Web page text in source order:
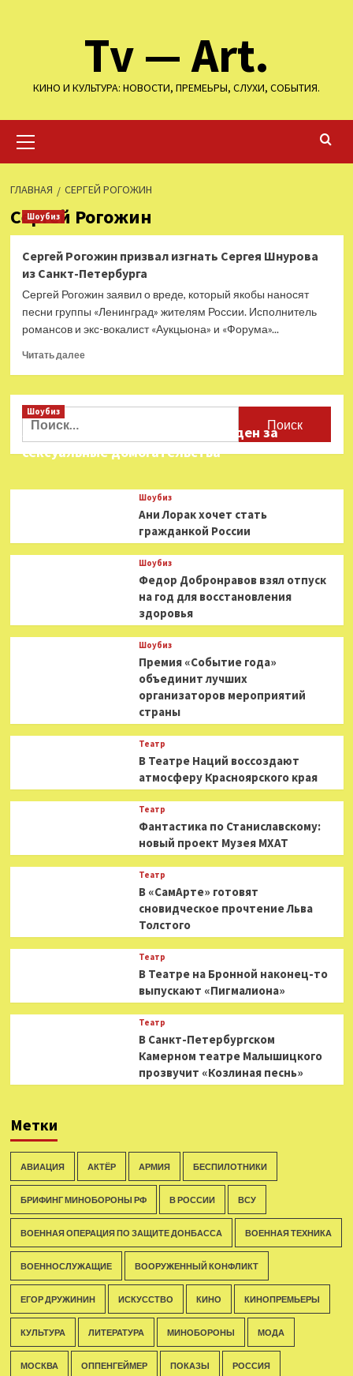
Tv — Art.
КИНО И КУЛЬТУРА: НОВОСТИ, ПРЕМЕЬРЫ, СЛУХИ, СОБЫТИЯ.
меню
ГЛАВНАЯ СЕРГЕЙ РОГОЖИН
Сергей Рогожин
Шоубиз
Сергей Рогожин призвал изгнать Сергея Шнурова
из Санкт-Петербурга
Сергей Рогожин заявил о вреде, который якобы наносят
песни группы «Ленинград» жителям России. Исполнитель
романсов и экс-вокалист «Аукцыона» и «Форума»...
Читать далееПрочитать
Сергей
изгнать
Сергея
из
Найти:
Шоубиз
Звезда «Игры в кальмара» осужден за
сексуальные домогательства
Шоубиз
Ани Лорак хочет стать
гражданкой России
Шоубиз
Федор Добронравов взял отпуск
на год для восстановления
здоровья
Шоубиз
Премия «Событие года»
объединит лучших
организаторов мероприятий
страны
Театр
В Театре Наций воссоздают
атмосферу Красноярского края
Театр
Фантастика по Станиславскому:
новый проект Музея МХАТ
Театр
В «СамАрте» готовят
сновидческое прочтение Льва
Толстого
Театр
В Театре на Бронной наконец-то
выпускают «Пигмалиона»
Театр
В Санкт-Петербургском
Камерном театре Малышицкого
прозвучит «Козлиная песнь»
Метки
АВИАЦИЯ АКТЁР АРМИЯ БЕСПИЛОТНИКИ
БРИФИНГ МИНОБОРОНЫ РФ В РОССИИ ВСУ
ВОЕННАЯ ОПЕРАЦИЯ ПО ЗАЩИТЕ ДОНБАССА ВОЕННАЯ ТЕХНИКА
ВОЕННОСЛУЖАЩИЕ ВООРУЖЕННЫЙ КОНФЛИКТ
ЕГОР ДРУЖИНИН ИСКУССТВО КИНО КИНОПРЕМЬЕРЫ
КУЛЬТУРА ЛИТЕРАТУРА МИНОБОРОНЫ МОДА
МОСКВА ОППЕНГЕЙМЕР ПОКАЗЫ РОССИЯ